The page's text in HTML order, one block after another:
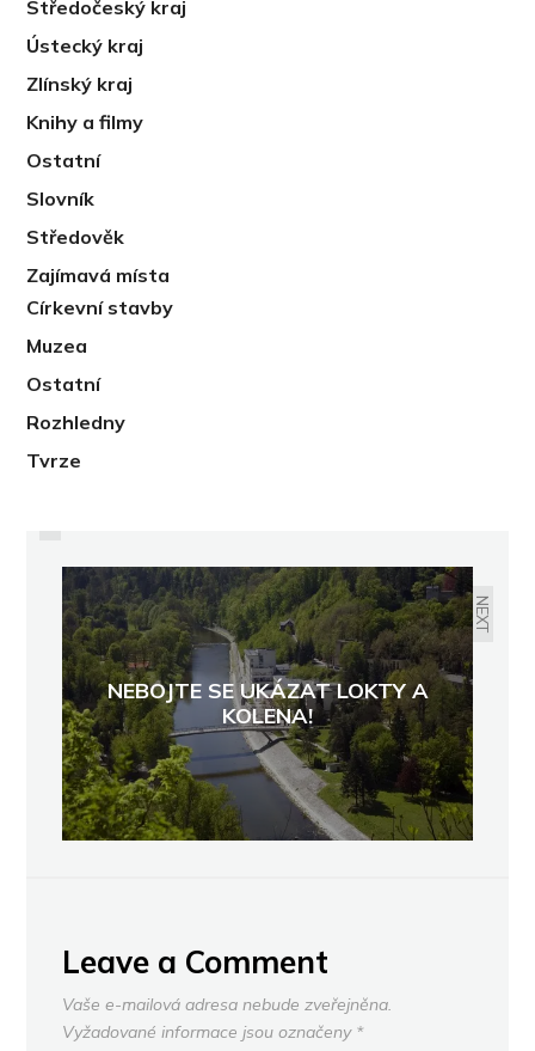
Středočeský kraj
Ústecký kraj
Zlínský kraj
Knihy a filmy
Ostatní
Slovník
Středověk
Zajímavá místa
Církevní stavby
Muzea
Ostatní
Rozhledny
Tvrze
PREVIOUS
VYHLÁŠENÉHO VINAŘSTVÍ REAL
COMPANHIA VELHA
NEXT
NEBOJTE SE UKÁZAT LOKTY A
KOLENA!
Leave a Comment
Vaše e-mailová adresa nebude zveřejněna.
Vyžadované informace jsou označeny *